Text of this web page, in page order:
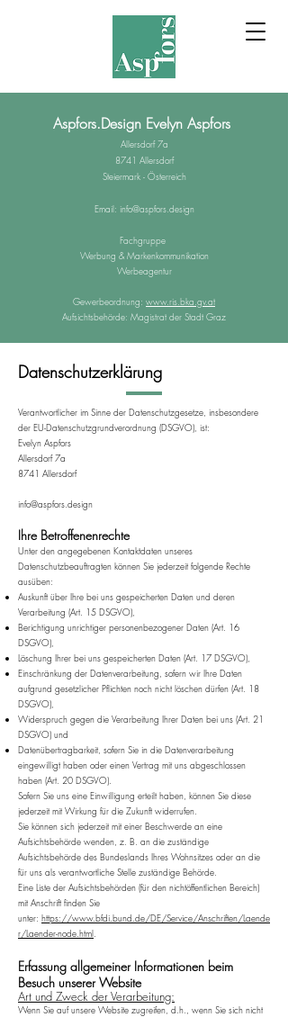
Aspfors.Design Evelyn Aspfors
Allersdorf 7a
8741 Allersdorf
Steiermark - Österreich
Email: info@aspfors.design
Fachgruppe
Werbung & Markenkommunikation
Werbeagentur
Gewerbeordnung: www.ris.bka.gv.at
Aufsichtsbehörde: Magistrat der Stadt Graz
Datenschutzerklärung
Verantwortlicher im Sinne der Datenschutzgesetze, insbesondere
der EU-Datenschutzgrundverordnung (DSGVO), ist:
Evelyn Aspfors
Allersdorf 7a
8741 Allersdorf
info@aspfors.design
Ihre Betroffenenrechte
Unter den angegebenen Kontaktdaten unseres
Datenschutzbeauftragten können Sie jederzeit folgende Rechte
ausüben:
Auskunft über Ihre bei uns gespeicherten Daten und deren
Verarbeitung (Art. 15 DSGVO),
Berichtigung unrichtiger personenbezogener Daten (Art. 16
DSGVO),
Löschung Ihrer bei uns gespeicherten Daten (Art. 17 DSGVO),
Einschränkung der Datenverarbeitung, sofern wir Ihre Daten
aufgrund gesetzlicher Pflichten noch nicht löschen dürfen (Art. 18
DSGVO),
Widerspruch gegen die Verarbeitung Ihrer Daten bei uns (Art. 21
DSGVO) und
Datenübertragbarkeit, sofern Sie in die Datenverarbeitung
eingewilligt haben oder einen Vertrag mit uns abgeschlossen
haben (Art. 20 DSGVO).
Sofern Sie uns eine Einwilligung erteilt haben, können Sie diese
jederzeit mit Wirkung für die Zukunft widerrufen.
Sie können sich jederzeit mit einer Beschwerde an eine
Aufsichtsbehörde wenden, z. B. an die zuständige
Aufsichtsbehörde des Bundeslands Ihres Wohnsitzes oder an die
für uns als verantwortliche Stelle zuständige Behörde.
Eine Liste der Aufsichtsbehörden (für den nichtöffentlichen Bereich)
mit Anschrift finden Sie
unter: https://www.bfdi.bund.de/DE/Service/Anschriften/Laende
r/Laender-node.html.
Erfassung allgemeiner Informationen beim
Besuch unserer Website
Art und Zweck der Verarbeitung:
Wenn Sie auf unsere Website zugreifen, d.h., wenn Sie sich nicht